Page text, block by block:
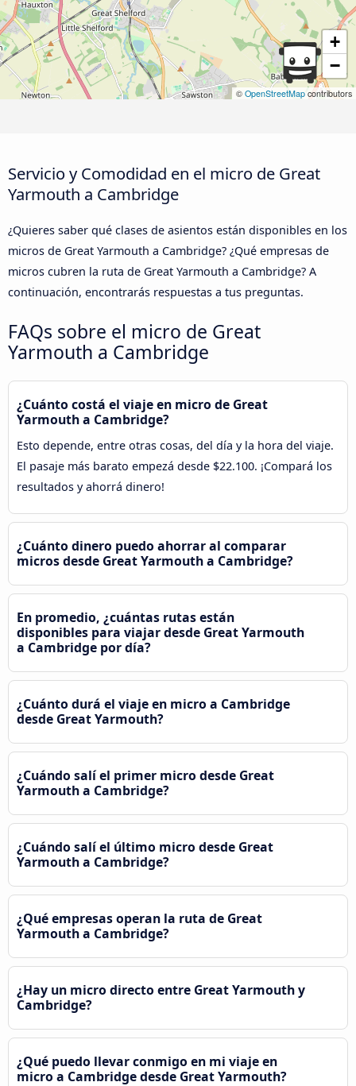
+
−
© OpenStreetMap contributors
Servicio y Comodidad en el micro de Great
Yarmouth a Cambridge
¿Quieres saber qué clases de asientos están disponibles en los
micros de Great Yarmouth a Cambridge? ¿Qué empresas de
micros cubren la ruta de Great Yarmouth a Cambridge? A
continuación, encontrarás respuestas a tus preguntas.
FAQs sobre el micro de Great
Yarmouth a Cambridge
¿Cuánto costá el viaje en micro de Great
Yarmouth a Cambridge?
Esto depende, entre otras cosas, del día y la hora del viaje.
El pasaje más barato empezá desde $22.100. ¡Compará los
resultados y ahorrá dinero!
¿Cuánto dinero puedo ahorrar al comparar
micros desde Great Yarmouth a Cambridge?
En promedio, ¿cuántas rutas están
disponibles para viajar desde Great Yarmouth
a Cambridge por día?
¿Cuánto durá el viaje en micro a Cambridge
desde Great Yarmouth?
¿Cuándo salí el primer micro desde Great
Yarmouth a Cambridge?
¿Cuándo salí el último micro desde Great
Yarmouth a Cambridge?
¿Qué empresas operan la ruta de Great
Yarmouth a Cambridge?
¿Hay un micro directo entre Great Yarmouth y
Cambridge?
¿Qué puedo llevar conmigo en mi viaje en
micro a Cambridge desde Great Yarmouth?